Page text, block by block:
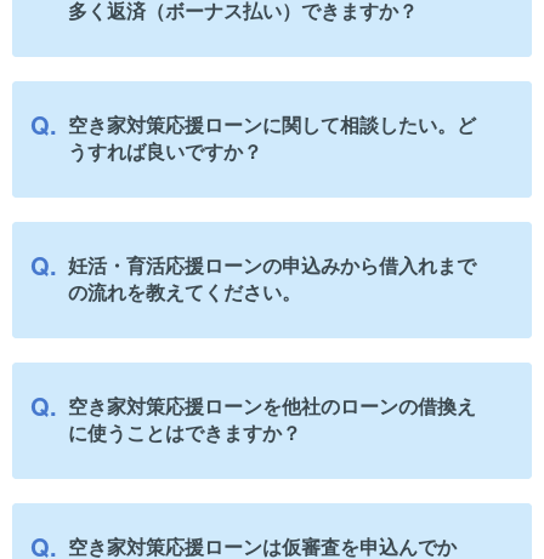
多く返済（ボーナス払い）できますか？
空き家対策応援ローンに関して相談したい。ど
うすれば良いですか？
妊活・育活応援ローンの申込みから借入れまで
の流れを教えてください。
空き家対策応援ローンを他社のローンの借換え
に使うことはできますか？
空き家対策応援ローンは仮審査を申込んでか